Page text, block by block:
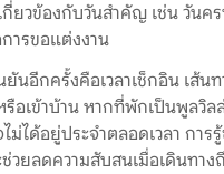
กี่ยวข้องกับวันสำคัญ เช่น วันค
ารขอแต่งงาน
นอีกครั้งคือเวลาเช็กอิน เส้น
อเข้าบ้าน หากที่พักเป็นพูลวิล
ม่ได้อยู่ประจำตลอดเวลา การ
วยลดความสับสนเมื่อเดินทาง